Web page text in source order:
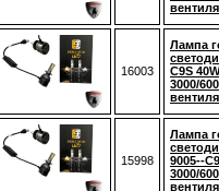
16003
Лампа
C9S
3000/
15998
Лампа
9005--
3000/
вентиля